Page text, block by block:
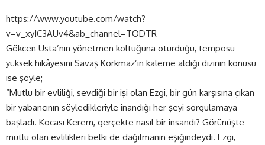
https://www.youtube.com/watch?
v=v_xyIC3AUv4&ab_channel=TODTR
Gökçen Usta’nın yönetmen koltuğuna oturduğu, temposu
yüksek hikâyesini Savaş Korkmaz’ın kaleme aldığı dizinin konusu
ise şöyle;
“Mutlu bir evliliği, sevdiği bir işi olan Ezgi, bir gün karşısına çıkan
bir yabancının söyledikleriyle inandığı her şeyi sorgulamaya
başladı. Kocası Kerem, gerçekte nasıl bir insandı? Görünüşte
mutlu olan evlilikleri belki de dağılmanın eşiğindeydi. Ezgi,